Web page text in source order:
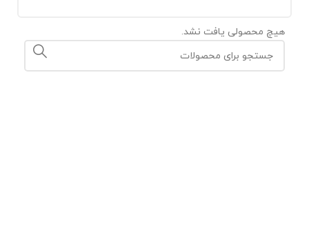
هیچ محصولی یافت نشد.